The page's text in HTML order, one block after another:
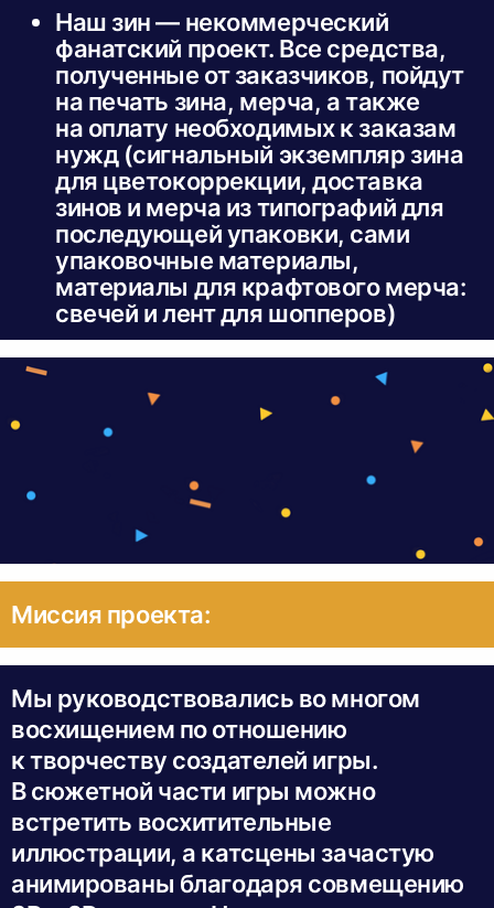
Наш зин — некоммерческий
фанатский проект. Все средства,
полученные от заказчиков, пойдут
на печать зина, мерча, а также
на оплату необходимых к заказам
нужд (сигнальный экземпляр зина
для цветокоррекции, доставка
зинов и мерча из типографий для
последующей упаковки, сами
упаковочные материалы,
материалы для крафтового мерча:
свечей и лент для шопперов)
Миссия проекта:
Мы руководствовались во многом
восхищением по отношению
к творчеству создателей игры.
В сюжетной части игры можно
встретить восхитительные
иллюстрации, а катсцены зачастую
анимированы благодаря совмещению